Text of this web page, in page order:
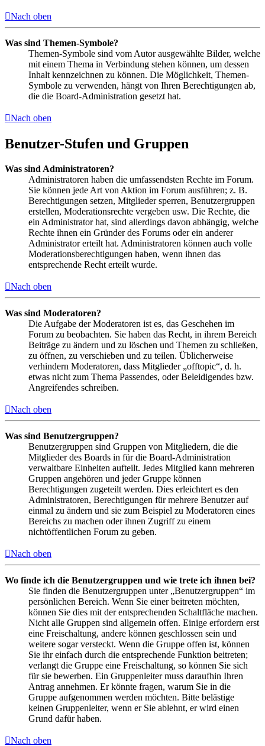
Nach oben
Was sind Themen-Symbole?
Themen-Symbole sind vom Autor ausgewählte Bilder, welche
mit einem Thema in Verbindung stehen können, um dessen
Inhalt kennzeichnen zu können. Die Möglichkeit, Themen-
Symbole zu verwenden, hängt von Ihren Berechtigungen ab,
die die Board-Administration gesetzt hat.
Nach oben
Benutzer-Stufen und Gruppen
Was sind Administratoren?
Administratoren haben die umfassendsten Rechte im Forum.
Sie können jede Art von Aktion im Forum ausführen; z. B.
Berechtigungen setzen, Mitglieder sperren, Benutzergruppen
erstellen, Moderationsrechte vergeben usw. Die Rechte, die
ein Administrator hat, sind allerdings davon abhängig, welche
Rechte ihnen ein Gründer des Forums oder ein anderer
Administrator erteilt hat. Administratoren können auch volle
Moderationsberechtigungen haben, wenn ihnen das
entsprechende Recht erteilt wurde.
Nach oben
Was sind Moderatoren?
Die Aufgabe der Moderatoren ist es, das Geschehen im
Forum zu beobachten. Sie haben das Recht, in ihrem Bereich
Beiträge zu ändern und zu löschen und Themen zu schließen,
zu öffnen, zu verschieben und zu teilen. Üblicherweise
verhindern Moderatoren, dass Mitglieder „offtopic“, d. h.
etwas nicht zum Thema Passendes, oder Beleidigendes bzw.
Angreifendes schreiben.
Nach oben
Was sind Benutzergruppen?
Benutzergruppen sind Gruppen von Mitgliedern, die die
Mitglieder des Boards in für die Board-Administration
verwaltbare Einheiten aufteilt. Jedes Mitglied kann mehreren
Gruppen angehören und jeder Gruppe können
Berechtigungen zugeteilt werden. Dies erleichtert es den
Administratoren, Berechtigungen für mehrere Benutzer auf
einmal zu ändern und sie zum Beispiel zu Moderatoren eines
Bereichs zu machen oder ihnen Zugriff zu einem
nichtöffentlichen Forum zu geben.
Nach oben
Wo finde ich die Benutzergruppen und wie trete ich ihnen bei?
Sie finden die Benutzergruppen unter „Benutzergruppen“ im
persönlichen Bereich. Wenn Sie einer beitreten möchten,
können Sie dies mit der entsprechenden Schaltfläche machen.
Nicht alle Gruppen sind allgemein offen. Einige erfordern erst
eine Freischaltung, andere können geschlossen sein und
weitere sogar versteckt. Wenn die Gruppe offen ist, können
Sie ihr einfach durch die entsprechende Funktion beitreten;
verlangt die Gruppe eine Freischaltung, so können Sie sich
für sie bewerben. Ein Gruppenleiter muss daraufhin Ihren
Antrag annehmen. Er könnte fragen, warum Sie in die
Gruppe aufgenommen werden möchten. Bitte belästige
keinen Gruppenleiter, wenn er Sie ablehnt, er wird einen
Grund dafür haben.
Nach oben